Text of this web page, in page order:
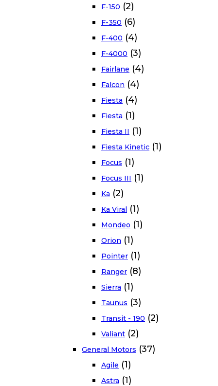
F-150 (2)
F-350 (6)
F-400 (4)
F-4000 (3)
Fairlane (4)
Falcon (4)
Fiesta (4)
Fiesta (1)
Fiesta II (1)
Fiesta Kinetic (1)
Focus (1)
Focus III (1)
Ka (2)
Ka Viral (1)
Mondeo (1)
Orion (1)
Pointer (1)
Ranger (8)
Sierra (1)
Taunus (3)
Transit - 190 (2)
Valiant (2)
General Motors (37)
Agile (1)
Astra (1)